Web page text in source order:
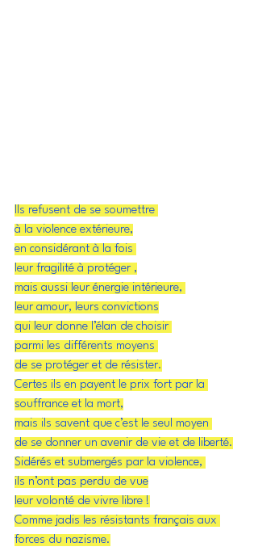
Ils refusent de se soumettre
à la violence extérieure,
en considérant à la fois
leur fragilité à protéger ,
mais aussi leur énergie intérieure,
leur amour, leurs convictions
qui leur donne l’élan de choisir
parmi les différents moyens
de se protéger et de résister.
Certes ils en payent le prix fort par la
souffrance et la mort,
mais ils savent que c’est le seul moyen
de se donner un avenir de vie et de liberté.
Sidérés et submergés par la violence,
ils n’ont pas perdu de vue
leur volonté de vivre libre !
Comme jadis les résistants français aux
forces du nazisme.